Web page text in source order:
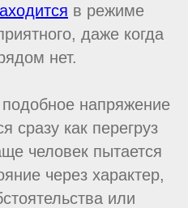
в режиме
даже когда
нет.
напряжение
сразу как перегруз
человек пытается
через характер,
или